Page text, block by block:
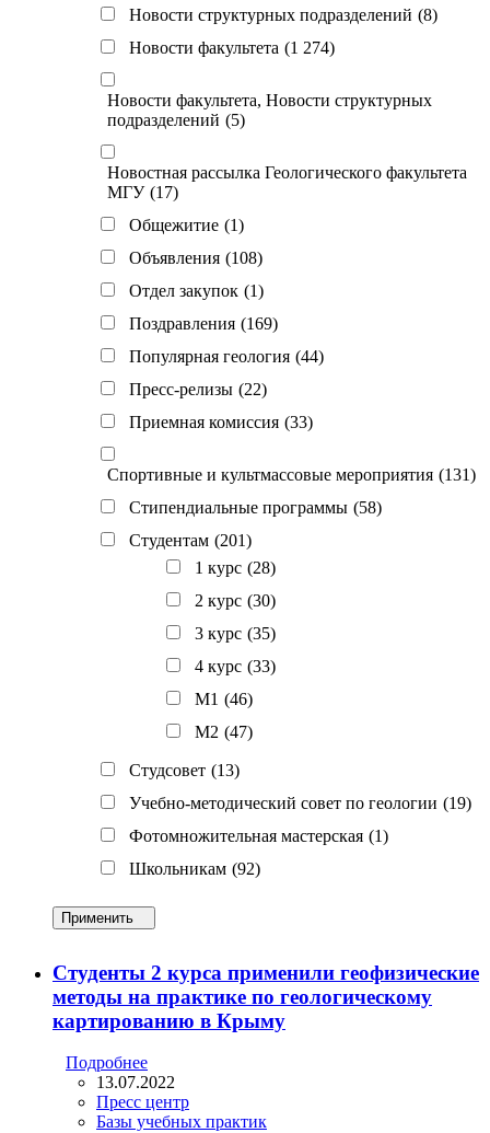
Новости структурных подразделений (8)
Новости факультета (1 274)
Новости факультета, Новости структурных
подразделений (5)
Новостная рассылка Геологического факультета
МГУ (17)
Общежитие (1)
Объявления (108)
Отдел закупок (1)
Поздравления (169)
Популярная геология (44)
Пресс-релизы (22)
Приемная комиссия (33)
Спортивные и культмассовые мероприятия (131)
Стипендиальные программы (58)
Студентам (201)
1 курс (28)
2 курс (30)
3 курс (35)
4 курс (33)
M1 (46)
M2 (47)
Студсовет (13)
Учебно-методический совет по геологии (19)
Фотомножительная мастерская (1)
Школьникам (92)
Применить
Студенты 2 курса применили геофизические
методы на практике по геологическому
картированию в Крыму
Подробнее
13.07.2022
Пресс центр
Базы учебных практик